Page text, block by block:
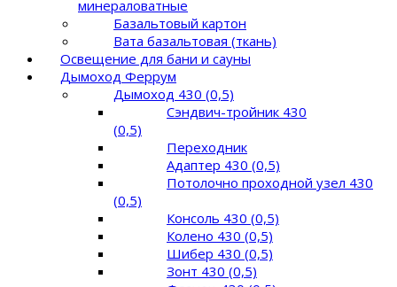
минераловатные
Базальтовый картон
Вата базальтовая (ткань)
Освещение для бани и сауны
Дымоход Феррум
Дымоход 430 (0,5)
Сэндвич-тройник 430
(0,5)
Переходник
Адаптер 430 (0,5)
Потолочно проходной узел 430
(0,5)
Консоль 430 (0,5)
Колено 430 (0,5)
Шибер 430 (0,5)
Зонт 430 (0,5)